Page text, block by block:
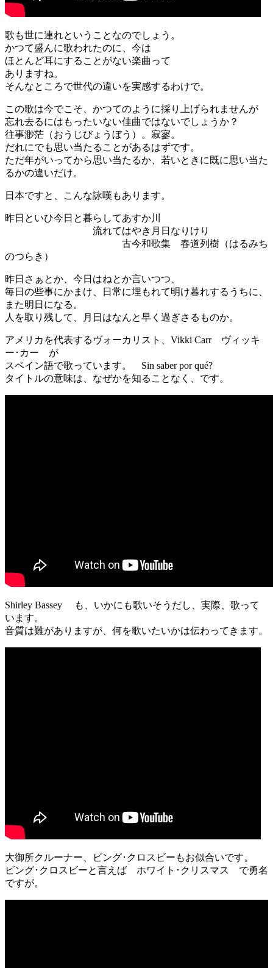
歌も世に連れということなのでしょう。
かつて盛んに歌われたのに、今は
ほとんど耳にすることがない楽曲って
ありますね。
そんなところで世代の違いを実感するわけで。
この歌は今でこそ、かつてのように採り上げられませんが
忘れ去るにはもったいない佳曲ではないでしょうか？
往事渺茫（おうじびょうぼう）。寂寥。
だれにでも思い当たることがあるはずです。
ただ年がいってから思い当たるか、若いときに既に思い当た
るかの違いだけ。
日本ですと、こんな詠嘆もあります。
昨日といひ今日と暮らしてあすか川
流れてはやき月日なりけり
古今和歌集 春道列樹（はるみち
のつらき）
昨日さぁとか、今日はねとか言いつつ、
毎日の些事にかまけ、日常に埋もれて明け暮れするうちに、
また明日になる。
人を取り残して、月日はなんと早く過ぎさるものか。
アメリカを代表するヴォーカリスト、Vikki Carr ヴィッキ
ー･カー が
スペイン語で歌っています。 Sin saber por qué?
タイトルの意味は、なぜかを知ることなく、です。
Shirley Bassey も、いかにも歌いそうだし、実際、歌って
います。
音質は難がありますが、何を歌いたいかは伝わってきます。
大御所クルーナー、ビング･クロスビーもお似合いです。
ビング･クロスビーと言えば ホワイト･クリスマス で勇名
ですが。